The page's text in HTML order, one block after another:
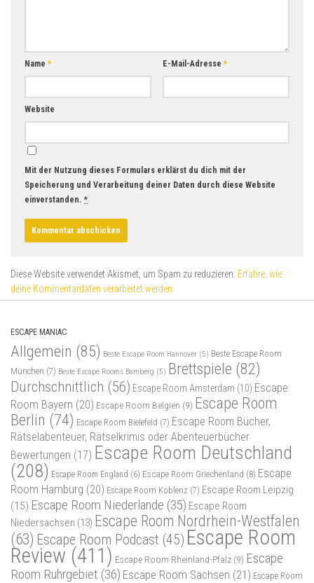
Name* E-Mail-Adresse*
Website
Mit der Nutzung dieses Formulars erklärst du dich mit der
Speicherung und Verarbeitung deiner Daten durch diese Website
einverstanden. *
Diese Website verwendet Akismet, um Spam zu reduzieren. Erfahre, wie
deine Kommentardaten verarbeitet werden.
ESCAPE MANIAC
Allgemein (85) Beste Escape Room Hannover (5) Beste Escape Room
München (7) Beste Escape Rooms Bamberg (5) Brettspiele (82)
Durchschnittlich (56) Escape Room Amsterdam (10) Escape
Room Bayern (20) Escape Room Belgien (9) Escape Room
Berlin (74) Escape Room Bielefeld (7) Escape Room Bücher,
Rätselabenteuer, Rätselkrimis oder Abenteuerbücher
Bewertungen (17) Escape Room Deutschland
(208) Escape Room England (6) Escape Room Griechenland (8) Escape
Room Hamburg (20) Escape Room Koblenz (7) Escape Room Leipzig
(15) Escape Room Niederlande (35) Escape Room
Niedersachsen (13) Escape Room Nordrhein-Westfalen
(63) Escape Room Podcast (45) Escape Room
Review (411) Escape Room Rheinland-Pfalz (9) Escape
Room Ruhrgebiet (36) Escape Room Sachsen (21) Escape Room